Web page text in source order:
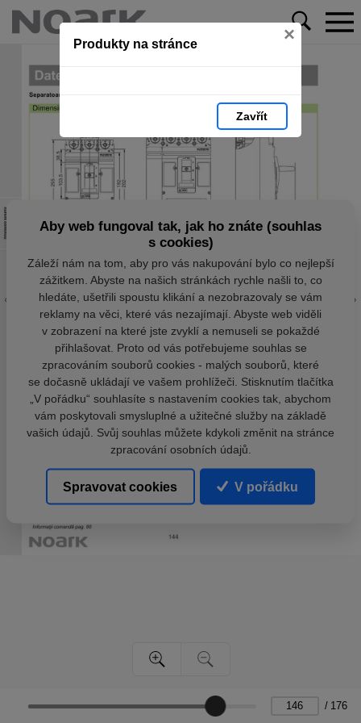
Produkty na stránce ×
Zavřít
/ 176
Aby web fungoval tak, jak ho znáte (souhlas
s cookies)
Záleží nám na tom, aby pro vás nakupování bylo co nejlepší
zážitkem. Abyste na našich stránkách rychle našli to, co
hledáte, ušetřili spoustu klikání a nezobrazovaly se vám
reklamy na věci, které vás nezajímají. Abyste web viděli
v zobrazení na které jste zvyklí a nemuseli se pokaždé
přihlašovat. Proto od vás potřebujeme souhlas se
zpracováním souborů cookies - malých souborů, které
se dočasně ukládají ve vašem prohlížeči. Stisknutím tlačítka
„V pořádku“ souhlasíte s nastavením cookies tak, abychom
vám poskytovali smysluplné a užitečné služby na základě
vašich údajů. Svůj souhlas můžete kdykoli změnit na stránce
zpracování osobních údajů.
Spravovat cookies V pořádku